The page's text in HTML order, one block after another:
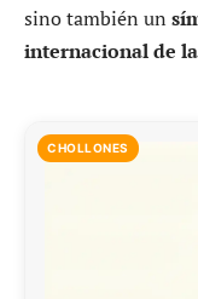
sino también un
internacional de
CHOLLONES